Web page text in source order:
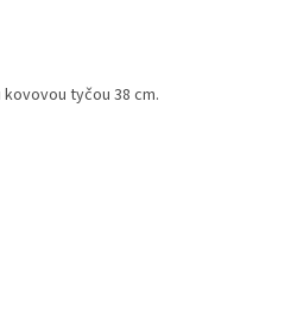
tyčou 38 cm.